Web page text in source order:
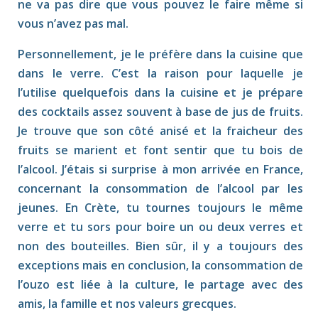
ne va pas dire que vous pouvez le faire même si
vous n’avez pas mal.
Personnellement, je le préfère dans la cuisine que
dans le verre. C’est la raison pour laquelle je
l’utilise quelquefois dans la cuisine et je prépare
des cocktails assez souvent à base de jus de fruits.
Je trouve que son côté anisé et la fraicheur des
fruits se marient et font sentir que tu bois de
l’alcool. J’étais si surprise à mon arrivée en France,
concernant la consommation de l’alcool par les
jeunes. En Crète, tu tournes toujours le même
verre et tu sors pour boire un ou deux verres et
non des bouteilles. Bien sûr, il y a toujours des
exceptions mais en conclusion, la consommation de
l’ouzo est liée à la culture, le partage avec des
amis, la famille et nos valeurs grecques.